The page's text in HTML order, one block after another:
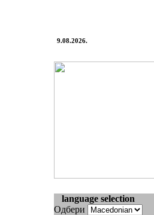
9.08.2026.
language selection
Одбери